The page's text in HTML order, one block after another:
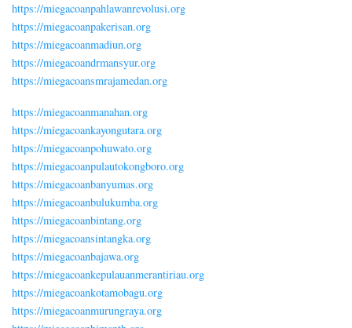
https://miegacoanpahlawanrevolusi.org
https://miegacoanpakerisan.org
https://miegacoanmadiun.org
https://miegacoandrmansyur.org
https://miegacoansmrajamedan.org
https://miegacoanmanahan.org
https://miegacoankayongutara.org
https://miegacoanpohuwato.org
https://miegacoanpulautokongboro.org
https://miegacoanbanyumas.org
https://miegacoanbulukumba.org
https://miegacoanbintang.org
https://miegacoansintangka.org
https://miegacoanbajawa.org
https://miegacoankepulauanmerantiriau.org
https://miegacoankotamobagu.org
https://miegacoanmurungraya.org